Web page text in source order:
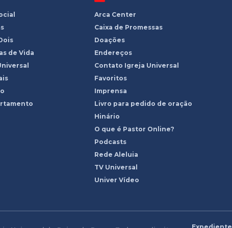
de Vida
Arca Center
Caixa de Promessas
Doações
Endereços
Contato Igreja Universal
Favoritos
Imprensa
Livro para pedido de oração
Hinário
O que é Pastor Online?
Podcasts
Rede Aleluia
TV Universal
Univer Vídeo